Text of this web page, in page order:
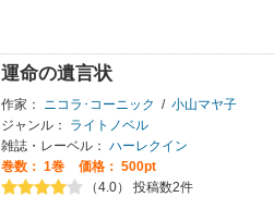
運命の遺言状
作家： ニコラ･コーニック / 小山マヤ子
ジャンル：
ライトノベル
雑誌・レーベル： ハーレクイン
巻数： 1巻
価格： 500pt
（4.0） 投稿数2件